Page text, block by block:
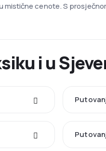
mistične cenote. S
i u